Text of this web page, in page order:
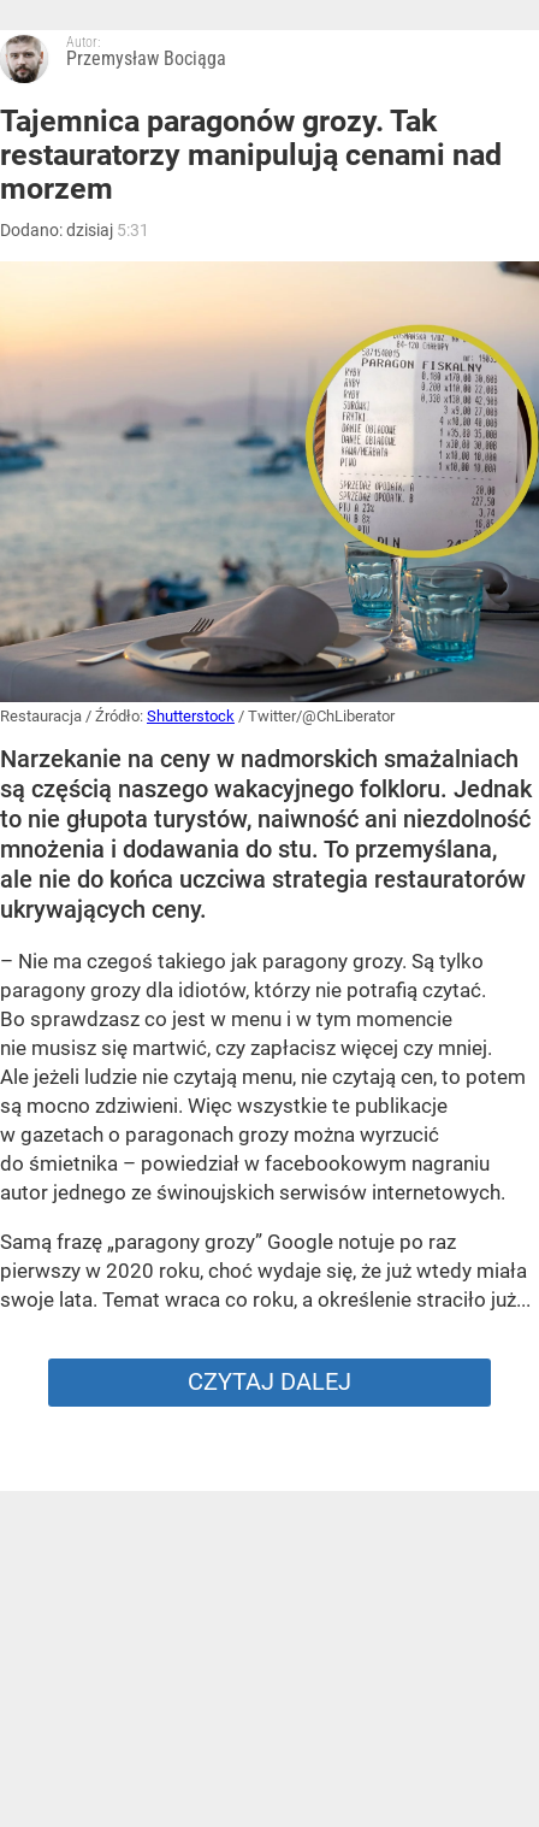
Autor:
Przemysław Bociąga
Tajemnica paragonów grozy. Tak
restauratorzy manipulują cenami nad
morzem
Dodano:dzisiaj 5:31
Restauracja / Źródło: Shutterstock / Twitter/@ChLiberator
Narzekanie na ceny w nadmorskich smażalniach
są częścią naszego wakacyjnego folkloru. Jednak
to nie głupota turystów, naiwność ani niezdolność
mnożenia i dodawania do stu. To przemyślana,
ale nie do końca uczciwa strategia restauratorów
ukrywających ceny.
– Nie ma czegoś takiego jak paragony grozy. Są tylko
paragony grozy dla idiotów, którzy nie potrafią czytać.
Bo sprawdzasz co jest w menu i w tym momencie
nie musisz się martwić, czy zapłacisz więcej czy mniej.
Ale jeżeli ludzie nie czytają menu, nie czytają cen, to potem
są mocno zdziwieni. Więc wszystkie te publikacje
w gazetach o paragonach grozy można wyrzucić
do śmietnika – powiedział w facebookowym nagraniu
autor jednego ze świnoujskich serwisów internetowych.
Samą frazę „paragony grozy” Google notuje po raz
pierwszy w 2020 roku, choć wydaje się, że już wtedy miała
swoje lata. Temat wraca co roku, a określenie straciło już...
CZYTAJ DALEJ